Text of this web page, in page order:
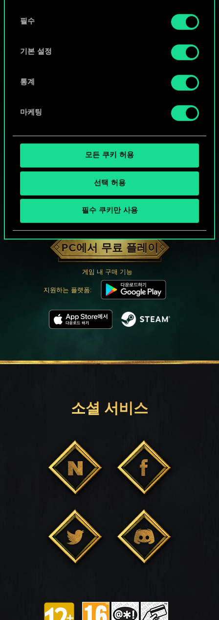
쿠키 사용에 관한 세부 사항이나 관련 설정은 아래의
필수
기본 설정
통계
마케팅
모든 쿠키 허용
선택 허용
필수 쿠키만 사용
궨트 한 판 어떠신가요?
PC에서 무료 플레이
게임 내 구매 기능
지원하는 플랫폼:
소셜 서비스